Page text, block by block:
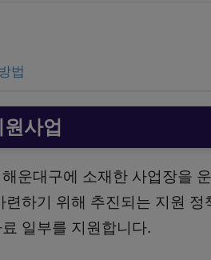
법
사업
운대구에 소재한 사업장을
하기 위해 추진되는 지원 정
일부를 지원합니다.